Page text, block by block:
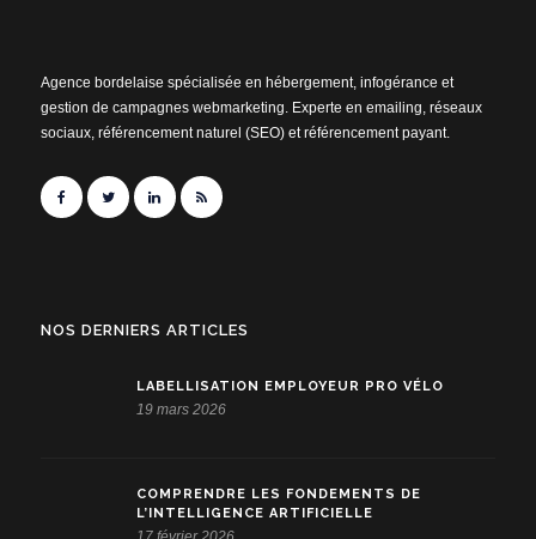
Agence bordelaise spécialisée en hébergement, infogérance et
gestion de campagnes webmarketing. Experte en emailing, réseaux
sociaux, référencement naturel (SEO) et référencement payant.
NOS DERNIERS ARTICLES
LABELLISATION EMPLOYEUR PRO VÉLO
19 mars 2026
COMPRENDRE LES FONDEMENTS DE
L’INTELLIGENCE ARTIFICIELLE